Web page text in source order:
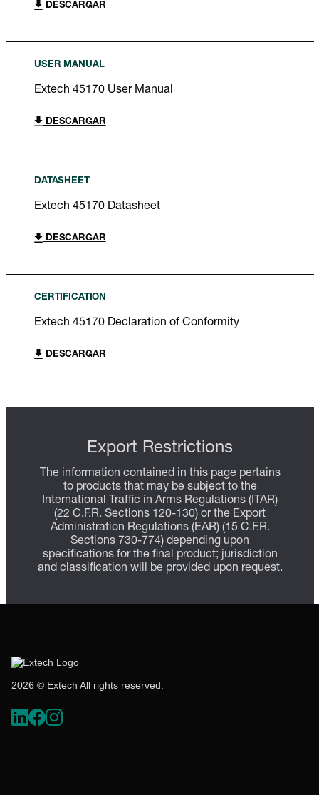
DESCARGAR
USER MANUAL
Extech 45170 User Manual
DESCARGAR
DATASHEET
Extech 45170 Datasheet
DESCARGAR
CERTIFICATION
Extech 45170 Declaration of Conformity
DESCARGAR
Export Restrictions
The information contained in this page pertains
to products that may be subject to the
International Traffic in Arms Regulations (ITAR)
(22 C.F.R. Sections 120-130) or the Export
Administration Regulations (EAR) (15 C.F.R.
Sections 730-774) depending upon
specifications for the final product; jurisdiction
and classification will be provided upon request.
2026 © Extech All rights reserved.